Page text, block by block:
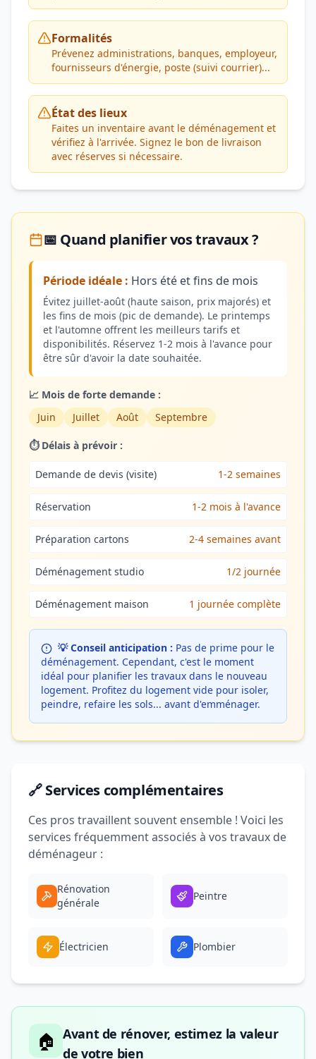
Formalités
Prévenez administrations, banques, employeur,
fournisseurs d'énergie, poste (suivi courrier)...
État des lieux
Faites un inventaire avant le déménagement et
vérifiez à l'arrivée. Signez le bon de livraison
avec réserves si nécessaire.
📅 Quand planifier vos travaux ?
Période idéale : Hors été et fins de mois
Évitez juillet-août (haute saison, prix majorés) et
les fins de mois (pic de demande). Le printemps
et l'automne offrent les meilleurs tarifs et
disponibilités. Réservez 1-2 mois à l'avance pour
être sûr d'avoir la date souhaitée.
📈 Mois de forte demande :
Juin
Juillet Août Septembre
⏱️ Délais à prévoir :
Demande de devis (visite) 1-2 semaines
Réservation 1-2 mois à l'avance
Préparation cartons 2-4 semaines avant
Déménagement studio 1/2 journée
Déménagement maison 1 journée complète
💡 Conseil anticipation : Pas de prime pour le
déménagement. Cependant, c'est le moment
idéal pour planifier les travaux dans le nouveau
logement. Profitez du logement vide pour isoler,
peindre, refaire les sols... avant d'emménager.
🔗 Services complémentaires
Ces pros travaillent souvent ensemble ! Voici les
services fréquemment associés à vos travaux de
déménageur :
Rénovation
générale
Peintre
Électricien Plombier
🏠 Avant de rénover, estimez la valeur
de votre bien